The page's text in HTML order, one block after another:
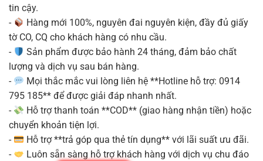
tin cậy.
-
Hàng mới 100%, nguyên đai nguyên kiện, đầy đủ giấy
tờ CO, CQ cho khách hàng có nhu cầu.
-
Sản phẩm được bảo hành 24 tháng, đảm bảo chất
lượng và dịch vụ sau bán hàng.
-
Mọi thắc mắc vui lòng liên hệ **Hotline hỗ trợ: 0914
795 185** để được giải đáp nhanh nhất.
-
Hỗ trợ thanh toán **COD** (giao hàng nhận tiền) hoặc
chuyển khoản tiện lợi.
-
Hỗ trợ **trả góp qua thẻ tín dụng** với lãi suất ưu đãi.
-
Luôn sẵn sàng hỗ trợ khách hàng với dịch vụ chu đáo